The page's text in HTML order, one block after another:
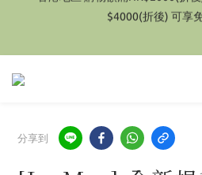
特別優惠 1件即享有9折優
$4000(折後) 可享
分享到